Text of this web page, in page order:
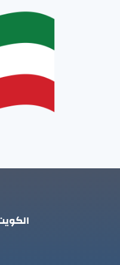
الكويت